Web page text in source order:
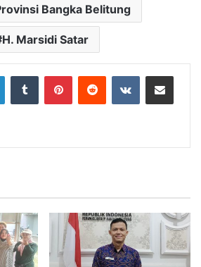
Bangka Belitung
H. Marsidi Satar
LinkedInTumblr PinterestReddit VKontakteShare via Email